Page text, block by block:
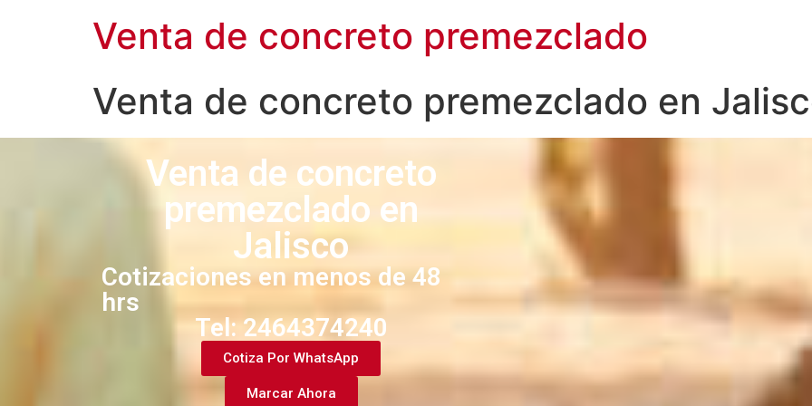
Venta de concreto premezclado
Venta de concreto premezclado en
Venta de concreto
premezclado en
Jalisco
Cotizaciones en menos de 48
hrs
Tel: 2464374240​
Cotiza Por WhatsApp
Marcar Ahora